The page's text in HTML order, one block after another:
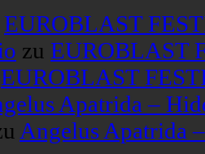
EUROBLAST
zu EUROBLAST
EUROBLAST
Apatrida –
Angelus Apatrida